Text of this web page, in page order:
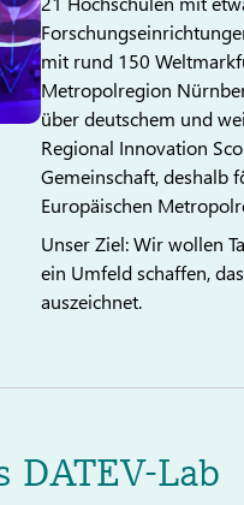
mit rund 150
Metropolregion
über deutschem und
Regional Innovation
Gemeinschaft, deshalb
Europäischen
Unser Ziel: Wir wollen
ein Umfeld schaffen,
auszeichnet.
DATEV-Lab